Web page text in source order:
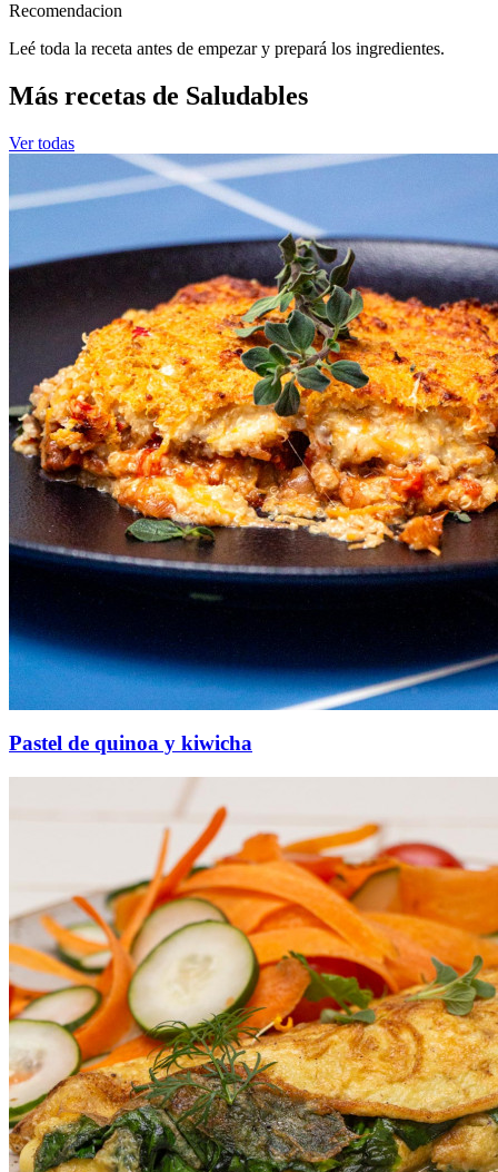
Recomendacion
Leé toda la receta antes de empezar y prepará los ingredientes.
Más recetas de Saludables
Ver todas
Pastel de quinoa y kiwicha